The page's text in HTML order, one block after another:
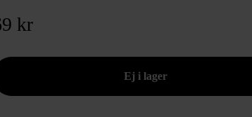
kr